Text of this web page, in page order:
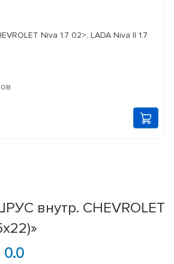
Niva 1.7 02>, LADA Niva II 1.7
внутр. CHEVROLET
0.0